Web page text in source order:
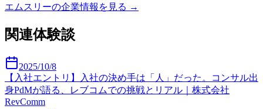
エムスリーの企業情報を見る →
関連体験談
2025/10/8
【入社エントリ】入社の決め手は「人」だった。コンサル出
身PdMが語る、レブコムでの挑戦とリアル｜株式会社
RevComm